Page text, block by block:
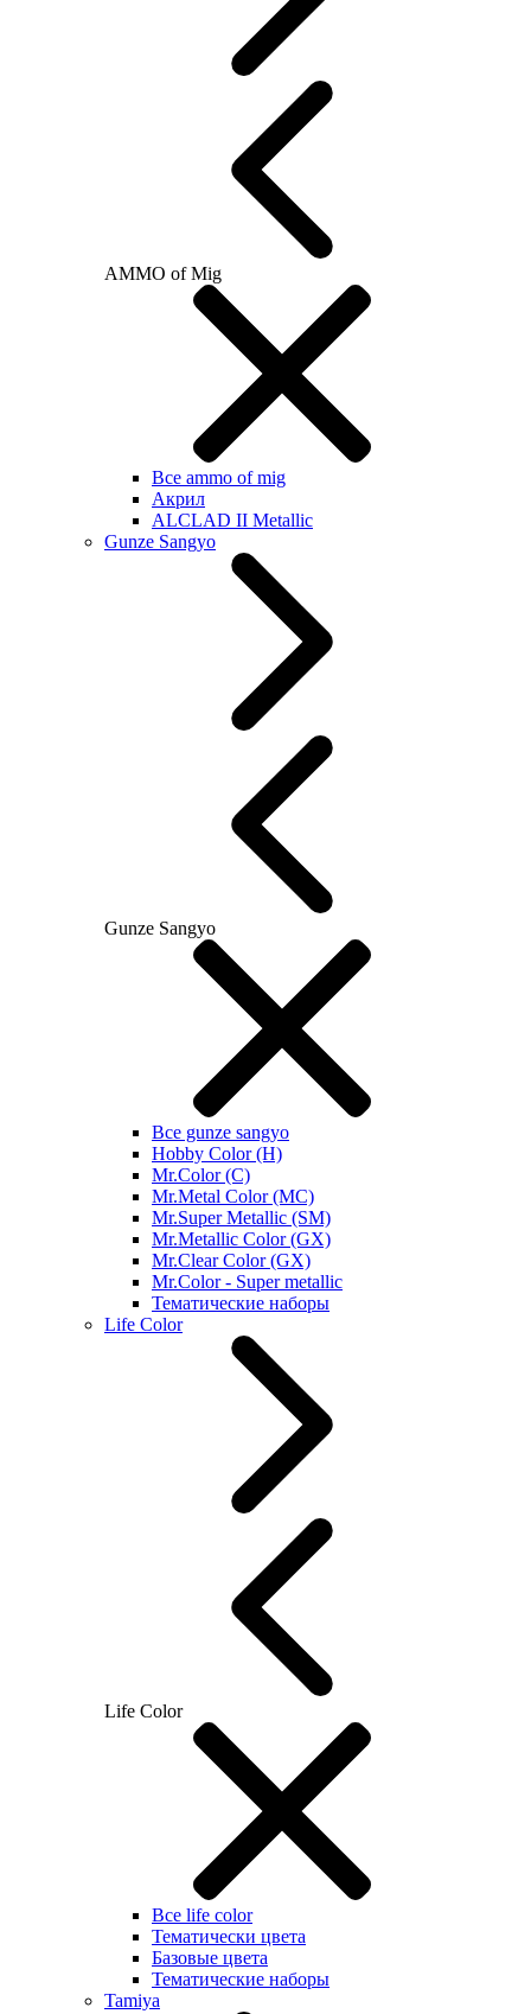
AMMO of Mig
Все ammo of mig
Акрил
ALCLAD II Metallic
Gunze Sangyo
Gunze Sangyo
Все gunze sangyo
Hobby Color (H)
Mr.Color (C)
Mr.Metal Color (MC)
Mr.Super Metallic (SM)
Mr.Metallic Color (GX)
Mr.Clear Color (GX)
Mr.Color - Super metallic
Тематические наборы
Life Color
Life Color
Все life color
Тематически цвета
Базовые цвета
Тематические наборы
Tamiya